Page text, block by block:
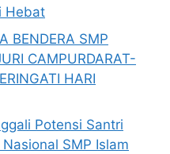
Hebat
BENDERA SMP
CAMPURDARAT-
HARI
Potensi Santri
SMP Islam